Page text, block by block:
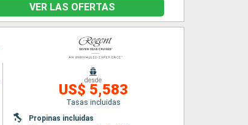
VER LAS OFERTAS
desde
US$ 5,583
Tasas incluidas
Propinas incluidas